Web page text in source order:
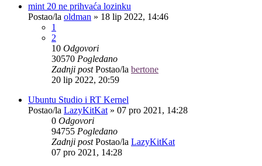
mint 20 ne prihvaća lozinku
Postao/la oldman » 18 lip 2022, 14:46
1
2
10 Odgovori
30570 Pogledano
Zadnji postPostao/la bertone
20 lip 2022, 20:59
Ubuntu Studio i RT Kernel
Postao/la LazyKitKat » 07 pro 2021, 14:28
0 Odgovori
94755 Pogledano
Zadnji postPostao/la LazyKitKat
07 pro 2021, 14:28